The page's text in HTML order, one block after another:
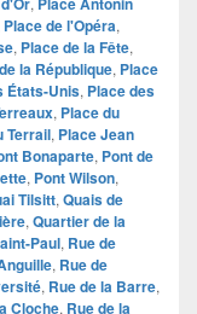
Place de l'Opéra,
, Place de la Fête,
la République, Place
États-Unis, Place des
, Place du
Terrail, Place Jean
Bonaparte, Pont de
, Pont Wilson,
Tilsitt, Quais de
, Quartier de la
Paul, Rue de
, Rue de
, Rue de la Barre,
Cloche, Rue de la